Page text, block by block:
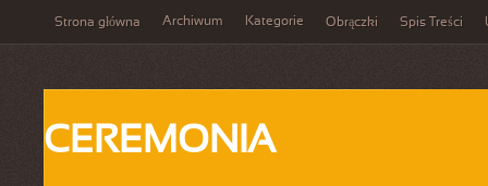
Strona główna Archiwum Kategorie Obrączki Spis Treści
CEREMONIA